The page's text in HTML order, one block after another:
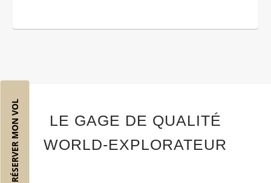
RÉSERVER MON VOL
LE GAGE DE QUALITÉ
WORLD-EXPLORATEUR